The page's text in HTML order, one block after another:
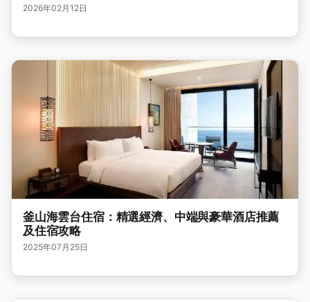
2026年02月12日
釜山海雲台住宿：精選經濟、中端與豪華酒店推薦
及住宿攻略
2025年07月25日